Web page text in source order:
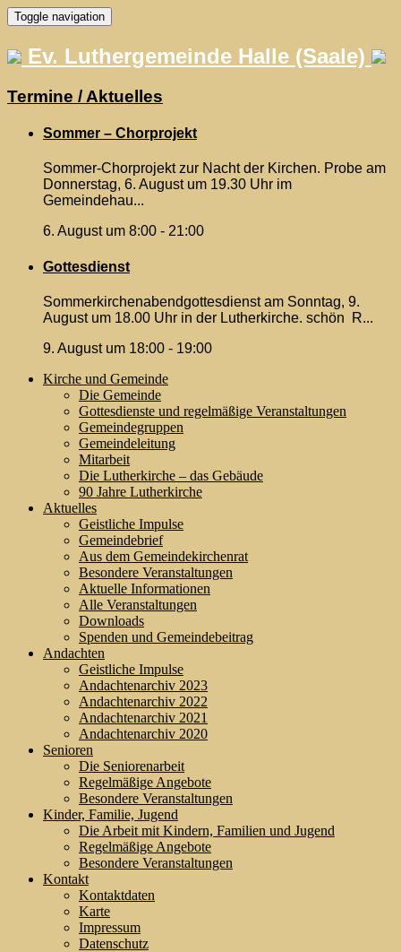
Skip
to
content
Toggle navigation
Ev. Luthergemeinde Halle (Saale)
Termine / Aktuelles
Sommer – Chorprojekt
Sommer-Chorprojekt zur Nacht der Kirchen. Probe am
Donnerstag, 6. August um 19.30 Uhr im
Gemeindehau...
6. August um 8:00 - 21:00
Gottesdienst
Sommerkirchenabendgottesdienst am Sonntag, 9.
August um 18.00 Uhr in der Lutherkirche. schön R...
9. August um 18:00 - 19:00
Kirche und Gemeinde
Die Gemeinde
Gottesdienste und regelmäßige Veranstaltungen
Gemeindegruppen
Gemeindeleitung
Mitarbeit
Die Lutherkirche – das Gebäude
90 Jahre Lutherkirche
Aktuelles
Geistliche Impulse
Gemeindebrief
Aus dem Gemeindekirchenrat
Besondere Veranstaltungen
Aktuelle Informationen
Alle Veranstaltungen
Downloads
Spenden und Gemeindebeitrag
Andachten
Geistliche Impulse
Andachtenarchiv 2023
Andachtenarchiv 2022
Andachtenarchiv 2021
Andachtenarchiv 2020
Senioren
Die Seniorenarbeit
Regelmäßige Angebote
Besondere Veranstaltungen
Kinder, Familie, Jugend
Die Arbeit mit Kindern, Familien und Jugend
Regelmäßige Angebote
Besondere Veranstaltungen
Kontakt
Kontaktdaten
Karte
Impressum
Datenschutz